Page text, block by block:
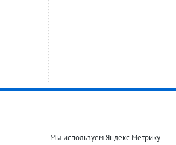
Мы используем Яндекс Метрику